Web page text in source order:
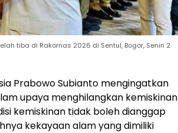
tiba di Rakornas 2026 di Sentul, Bogor, Senin 2
Prabowo Subianto mengingatkan
upaya menghilangkan kemiskinan
kemiskinan tidak boleh dianggap
kekayaan alam yang dimiliki